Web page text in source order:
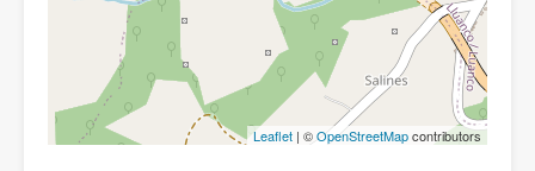
Leaflet | ©OpenStreetMapcontributors